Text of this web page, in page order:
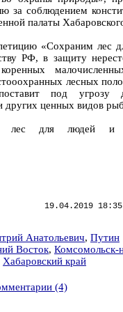
за соблюдением
палаты
«Сохраним лес
РФ, в защиту
лесных
под угрозу
других ценных видов
лес для людей и
19.04.2019
Анатольевич, Путин
Восток, Комсомольск-
Хабаровский край
(4)